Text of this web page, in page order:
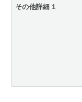
その他詳細 1